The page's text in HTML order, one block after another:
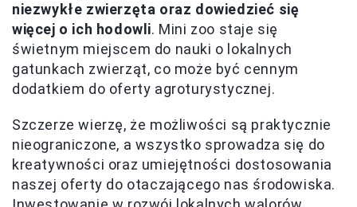
niezwykłe zwierzęta oraz dowiedzieć się
więcej o ich hodowli. Mini zoo staje się
świetnym miejscem do nauki o lokalnych
gatunkach zwierząt, co może być cennym
dodatkiem do oferty agroturystycznej.
Szczerze wierzę, że możliwości są praktycznie
nieograniczone, a wszystko sprowadza się do
kreatywności oraz umiejętności dostosowania
naszej oferty do otaczającego nas środowiska.